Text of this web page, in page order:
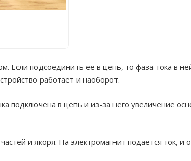
подсоединить ее в цепь, то фаза тока в
работает и наоборот.
подключена в цепь и из-за него увеличение
и якоря. На электромагнит подается ток, и